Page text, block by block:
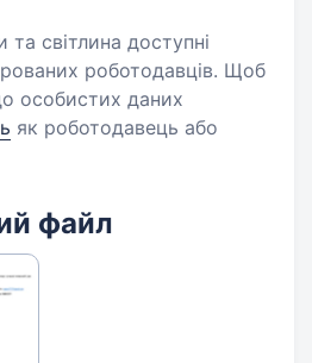
світлина доступні
роботодавців. Щоб
особистих даних
як роботодавець або
файл